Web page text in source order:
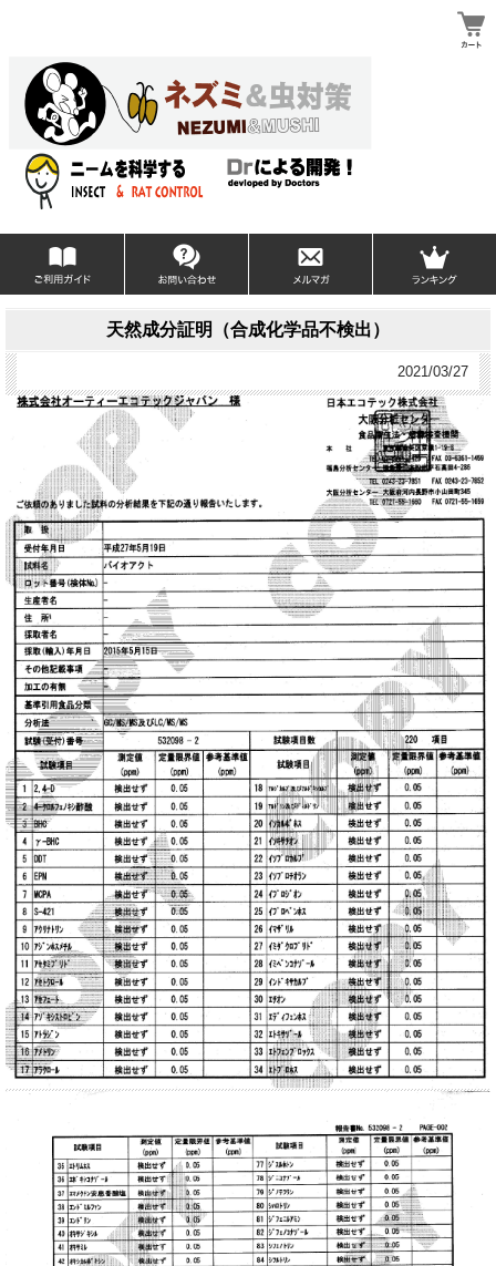
天然成分証明（合成化学品不検出）
2021/03/27